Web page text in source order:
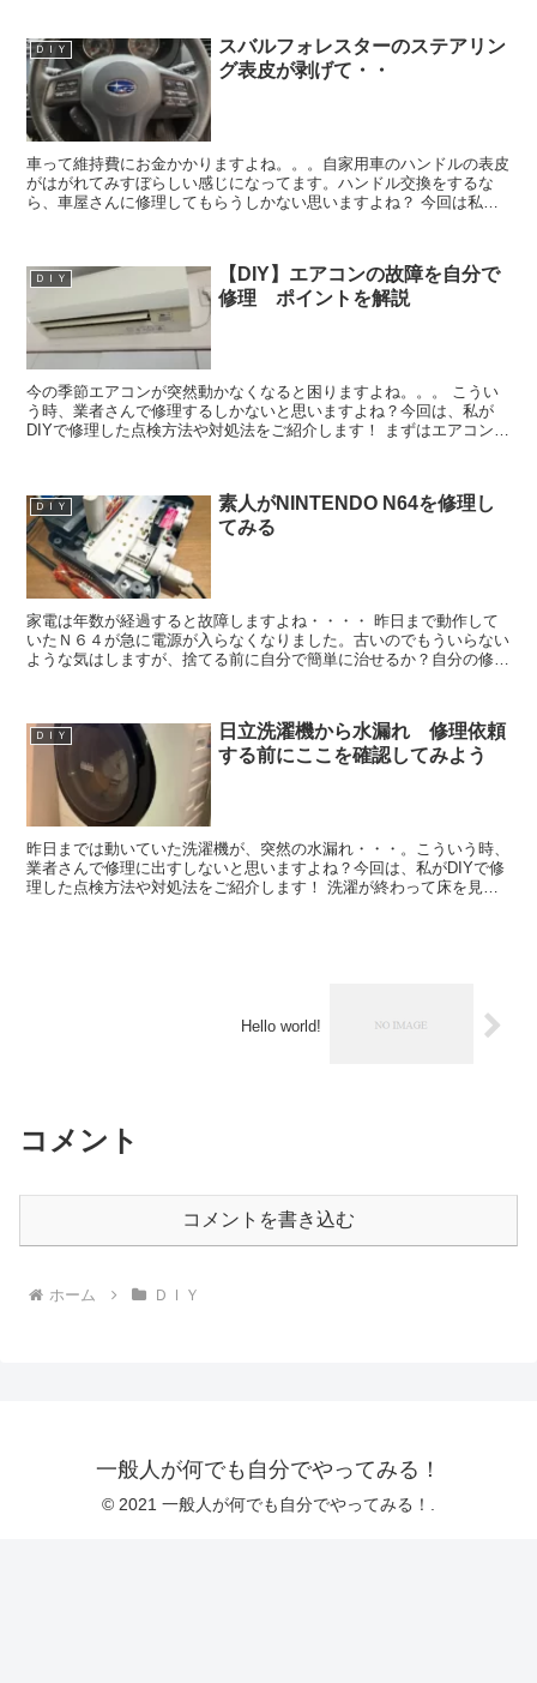
ＤＩＹ
スバルフォレスターのステアリン
グ表皮が剥げて・・
車って維持費にお金かかりますよね。。。自家用車のハンドルの表皮
がはがれてみすぼらしい感じになってます。ハンドル交換をするな
ら、車屋さんに修理してもらうしかない思いますよね？ 今回は私が
ＤＩＹ
【DIY】エアコンの故障を自分で
修理 ポイントを解説
今の季節エアコンが突然動かなくなると困りますよね。。。 こうい
う時、業者さんで修理するしかないと思いますよね？今回は、私が
DIYで修理した点検方法や対処法をご紹介します！ まずはエアコンの
ＤＩＹ
素人がNINTENDO N64を修理し
てみる
家電は年数が経過すると故障しますよね・・・・ 昨日まで動作して
いたＮ６４が急に電源が入らなくなりました。古いのでもういらない
ような気はしますが、捨てる前に自分で簡単に治せるか？自分の修理
ＤＩＹ
日立洗濯機から水漏れ 修理依頼
する前にここを確認してみよう
昨日までは動いていた洗濯機が、突然の水漏れ・・・。こういう時、
業者さんで修理に出すしないと思いますよね？今回は、私がDIYで修
理した点検方法や対処法をご紹介します！ 洗濯が終わって床を見る
Hello world!
コメント
コメントを書き込む
ホーム ＤＩＹ
一般人が何でも自分でやってみる！
© 2021 一般人が何でも自分でやってみる！.